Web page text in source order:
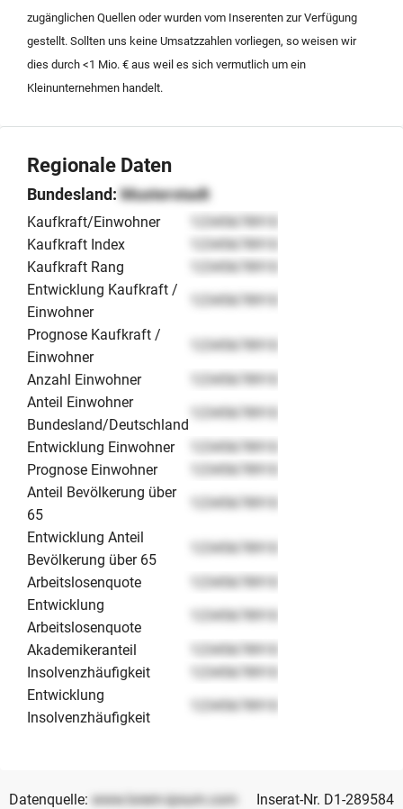
Region. Die gut organisierte Struktur und der
vorhandene Kundenstamm bilden eine hervorragende
Basis für die zukünftige Weiterführung des Betriebs.
zugänglichen Quellen oder wurden vom Inserenten zur Verfügung
gestellt. Sollten uns keine Umsatzzahlen vorliegen, so weisen wir
dies durch <1 Mio. € aus weil es sich vermutlich um ein
Kleinunternehmen handelt.
Regionale Daten
Bundesland:Musterstadt
Kaufkraft/Einwohner
12345678910
Kaufkraft Index
12345678910
Kaufkraft Rang
12345678910
Entwicklung Kaufkraft /
Einwohner
12345678910
Prognose Kaufkraft /
Einwohner
12345678910
Anzahl Einwohner
12345678910
Anteil Einwohner
Bundesland/Deutschland
12345678910
Entwicklung Einwohner
12345678910
Prognose Einwohner
12345678910
Anteil Bevölkerung über
65
12345678910
Entwicklung Anteil
Bevölkerung über 65
12345678910
Arbeitslosenquote
12345678910
Entwicklung
Arbeitslosenquote
12345678910
Akademikeranteil
12345678910
Insolvenzhäufigkeit
12345678910
Entwicklung
Insolvenzhäufigkeit
12345678910
Datenquelle: www.lorem-ipsum.com Inserat-Nr. D1-289584